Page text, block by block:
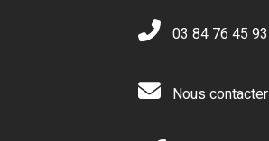
03 84 76 45 93
Nous contacter